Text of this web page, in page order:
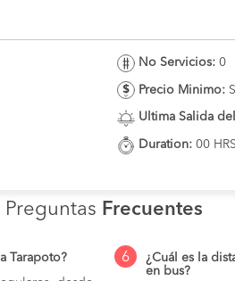
No Servicios: 0
Precio Minimo:
Ultima Salida
Duration: 00 HRS
Preguntas Frecuentes
Tarapoto?
6
¿Cuál es la
en bus?